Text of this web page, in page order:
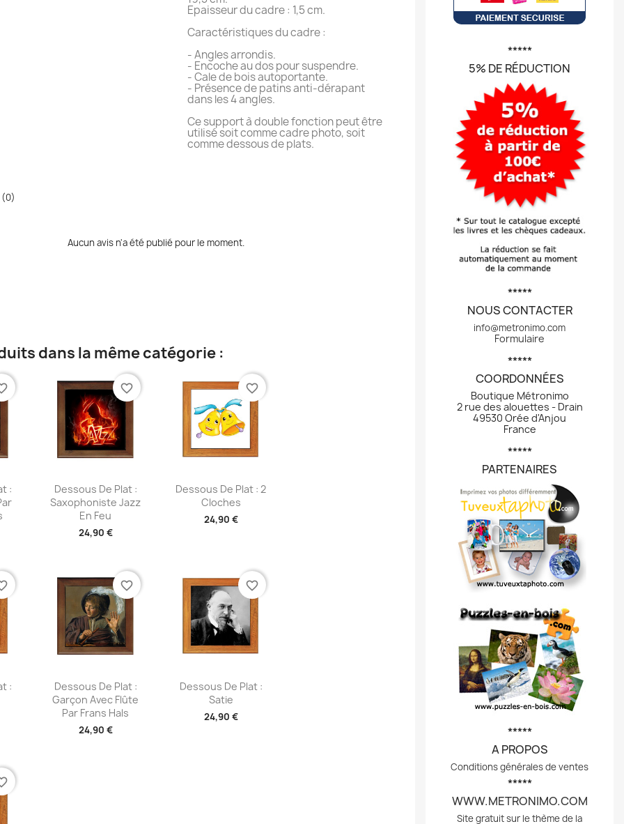
Epaisseur du cadre : 1,5 cm.
Caractéristiques du cadre :
- Angles arrondis.
- Encoche au dos pour suspendre.
- Cale de bois autoportante.
- Présence de patins anti-dérapant
dans les 4 angles.
Ce support à double fonction peut être
utilisé soit comme cadre photo, soit
comme dessous de plats.
Aucun avis n'a été publié pour le moment.
dans la même catégorie :
:
Aperçu rapide
Dessous De Plat :
Saxophoniste Jazz
En Feu
24,90 €
favorite_border
Aperçu rapide
Dessous De Plat : 2
Cloches
24,90 €
favorite_border
:
Aperçu rapide
Dessous De Plat :
Garçon Avec Flûte
Par Frans Hals
24,90 €
favorite_border
Aperçu rapide
Dessous De Plat :
Satie
24,90 €
favorite_border
*****
5% DE RÉDUCTION
*****
NOUS CONTACTER
info@metronimo.com
Formulaire
*****
COORDONNÉES
Boutique Métronimo
2 rue des alouettes - Drain
49530 Orée d'Anjou
France
*****
PARTENAIRES
*****
A PROPOS
Conditions générales de ventes
*****
WWW.METRONIMO.COM
Site gratuit sur le thème de la